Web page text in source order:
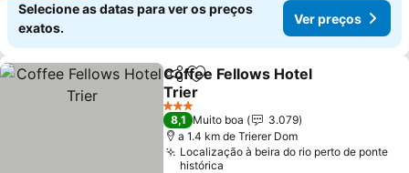
Selecione as datas para ver os preços
exatos.
Ver preços
PartilharAdicionar aos favoritos
Coffee Fellows Hotel
Trier
Ver preços
3 Estrelas
8,1 Muito boa
3.079
a 1.4 km de Trierer Dom
Localização à beira do rio perto de ponte
histórica